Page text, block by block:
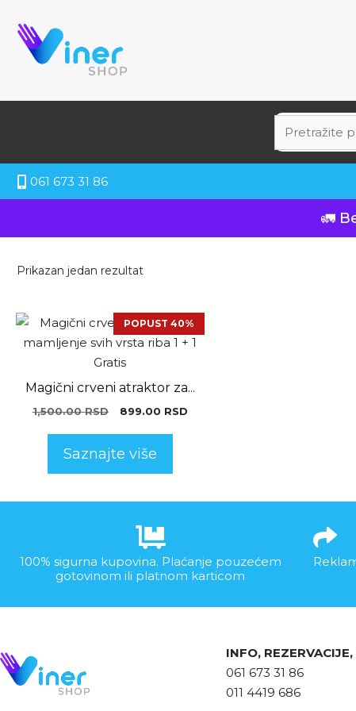
061 673 31 86
🚛
Prikazan jedan rezultat
POPUST 40%
Magični crveni atraktor za...
1,500.00RSD 899.00 RSD
Saznajte više
100% sigurna kupovina. Plaćanje pouzećem
gotovinom ili platnom karticom
INFO,
061 673 31 86
011 4419 686